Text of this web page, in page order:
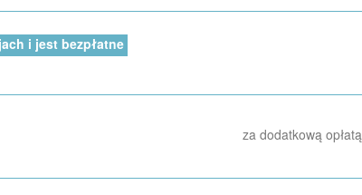
i jest bezpłatne
za dodatkową opłatą